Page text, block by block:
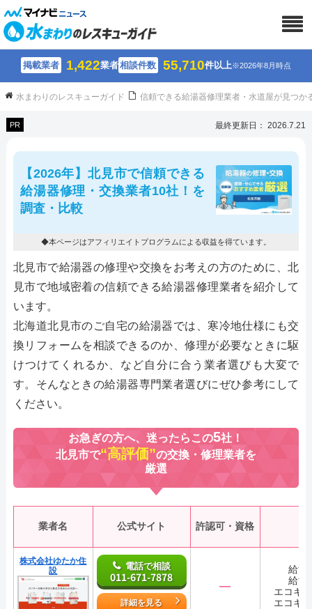
掲載業者 1,422業者相談件数 55,710件以上※2026年8月時点
水まわりのレスキューガイド 信頼できる給湯器修理業者・水道屋が見つか
PR 最終更新日： 2026.7.21
【2026年】北見市で信頼できる
給湯器修理・交換業者10社！を
調査・比較
◆本ページはアフィリエイトプログラムによる収益を得ています。
北見市で給湯器の修理や交換をお考えの方のために、北
見市で地域密着の信頼できる給湯器修理業者を紹介して
います。
北海道北見市のご自宅の給湯器では、寒冷地仕様にも交
換リフォームを相談できるのか、修理が必要なときに駆
けつけてくれるか、など自分に合う業者選びも大変で
す。そんなときの給湯器専門業者選びにぜひ参考にして
ください。
お急ぎの方へ、迷ったらこの5社！
北見市で“高評価”の交換・修理業者を
厳選
業者名 公式サイト 許認可・資格
株式会社ゆたか住
設
電話で相談
011-671-7878
詳細を見る
―
給湯
給湯
エコキ
エコキ